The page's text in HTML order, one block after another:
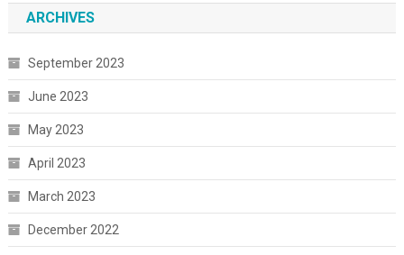
ARCHIVES
September 2023
June 2023
May 2023
April 2023
March 2023
December 2022